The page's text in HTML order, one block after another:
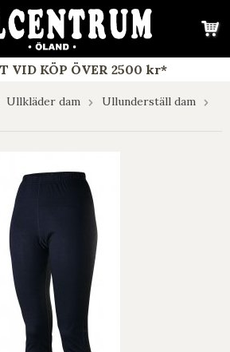
VID KÖP ÖVER 2500 kr*
Ullkläder dam
Ullunderställ dam